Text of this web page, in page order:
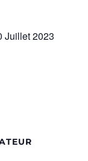
Juillet 2023